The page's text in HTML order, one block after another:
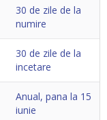
30 de zile de la
numire
30 de zile de la
incetare
Anual, pana la 15
iunie